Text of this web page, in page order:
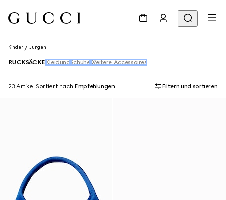
Kinder Jungen
RUCKSÄCKE Kleidung Schuhe Weitere Accessoires
23 Artikel Sortiert nach Empfehlungen Filtern und sortieren